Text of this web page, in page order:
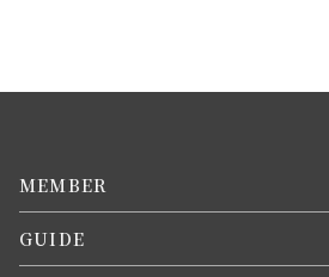
MEMBER
マイページ
GUIDE